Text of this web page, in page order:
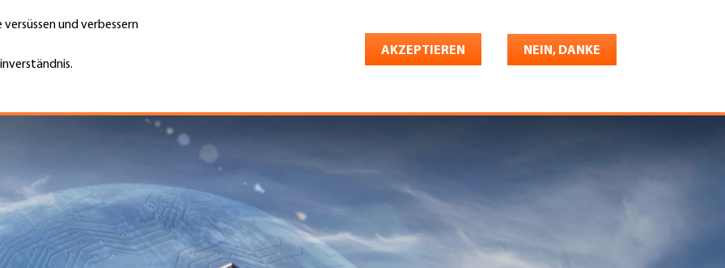
und verbessern
AKZEPTIEREN NEIN, DANKE
Top
Menu
Jobs & Karriere Shop Konto Deutsch